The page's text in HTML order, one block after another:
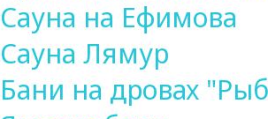
Сауна на Ефимова
Сауна Лямур
Бани на дровах